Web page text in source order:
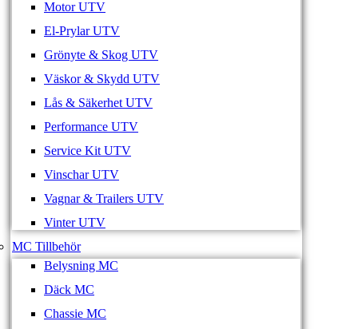
Motor UTV
El-Prylar UTV
Grönyte & Skog UTV
Väskor & Skydd UTV
Lås & Säkerhet UTV
Performance UTV
Service Kit UTV
Vinschar UTV
Vagnar & Trailers UTV
Vinter UTV
MC Tillbehör
Belysning MC
Däck MC
Chassie MC